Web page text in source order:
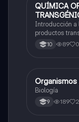
Química
QUÍMICA
Introducción a
productos
10 89 0
Biologia
Biología
9 189 2